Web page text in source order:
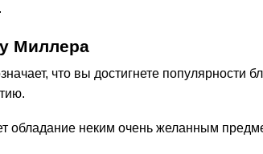
Миллера
что вы достигнете популярности
обладание неким очень желанным